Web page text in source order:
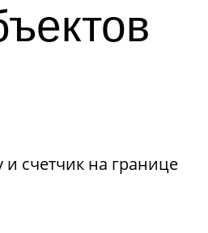
и счетчик на границе